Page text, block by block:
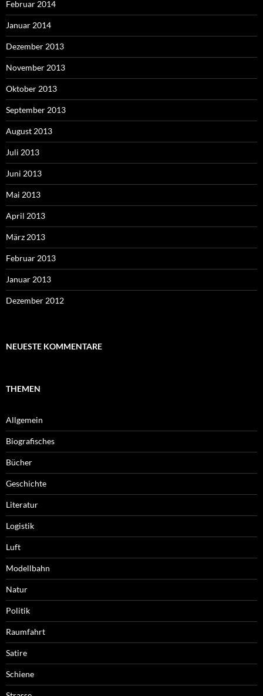
Februar 2014
Januar 2014
Dezember 2013
November 2013
Oktober 2013
September 2013
August 2013
Juli 2013
Juni 2013
Mai 2013
April 2013
März 2013
Februar 2013
Januar 2013
Dezember 2012
NEUESTE KOMMENTARE
THEMEN
Allgemein
Biografisches
Bücher
Geschichte
Literatur
Logistik
Luft
Modellbahn
Natur
Politik
Raumfahrt
Satire
Schiene